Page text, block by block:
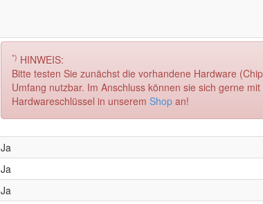
*) HINWEIS:
Bitte testen Sie zunächst die vorhandene Hardware
Umfang nutzbar. Im Anschluss können sie sich gerne
Hardwareschlüssel in unserem Shop an!
Ja
Ja
Ja